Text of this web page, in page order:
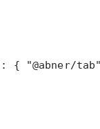
: { "@abner/tab"